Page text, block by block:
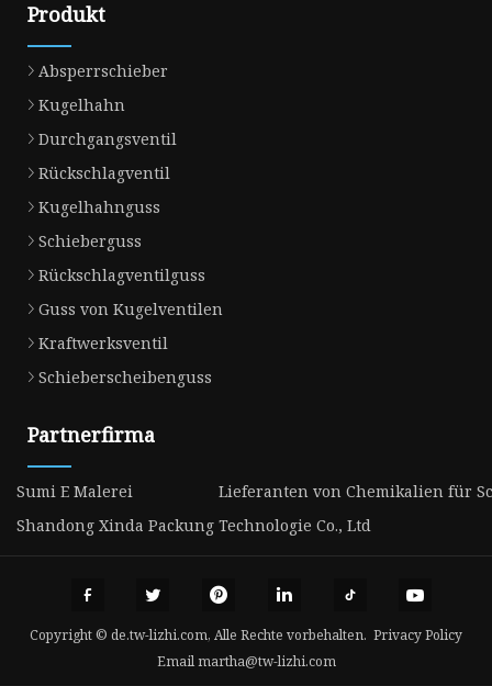
Produkt
Absperrschieber
Kugelhahn
Durchgangsventil
Rückschlagventil
Kugelhahnguss
Schieberguss
Rückschlagventilguss
Guss von Kugelventilen
Kraftwerksventil
Schieberscheibenguss
Partnerfirma
Sumi E Malerei
Lieferanten von Chemikalien für
Shandong Xinda Packung Technologie Co., Ltd
Copyright © de.tw-lizhi.com, Alle Rechte vorbehalten. Privacy Policy
Emailmartha@tw-lizhi.com